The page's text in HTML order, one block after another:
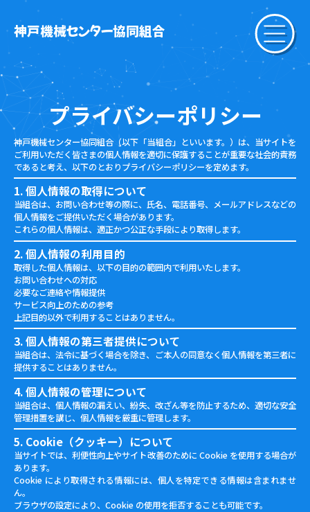
神戸機械センター協同組合
プライバシーポリシー
神戸機械センター協同組合（以下「当組合」といいます。）は、当サイトを
ご利用いただく皆さまの個人情報を適切に保護することが重要な社会的責務
であると考え、以下のとおりプライバシーポリシーを定めます。
1. 個人情報の取得について
当組合は、お問い合わせ等の際に、氏名、電話番号、メールアドレスなどの
個人情報をご提供いただく場合があります。
これらの個人情報は、適正かつ公正な手段により取得します。
2. 個人情報の利用目的
取得した個人情報は、以下の目的の範囲内で利用いたします。
お問い合わせへの対応
必要なご連絡や情報提供
サービス向上のための参考
上記目的以外で利用することはありません。
3. 個人情報の第三者提供について
当組合は、法令に基づく場合を除き、ご本人の同意なく個人情報を第三者に
提供することはありません。
4. 個人情報の管理について
当組合は、個人情報の漏えい、紛失、改ざん等を防止するため、適切な安全
管理措置を講じ、個人情報を厳重に管理します。
5. Cookie（クッキー）について
当サイトでは、利便性向上やサイト改善のために Cookie を使用する場合が
あります。
Cookie により取得される情報には、個人を特定できる情報は含まれませ
ん。
ブラウザの設定により、Cookie の使用を拒否することも可能です。